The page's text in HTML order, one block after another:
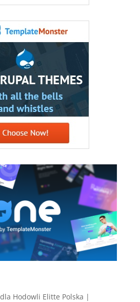
Hodowli Elitte Polska |